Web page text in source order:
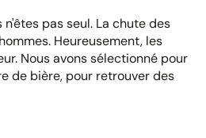
pas seul. La chute des
Heureusement, les
Nous avons sélectionné pour
de bière, pour retrouver des